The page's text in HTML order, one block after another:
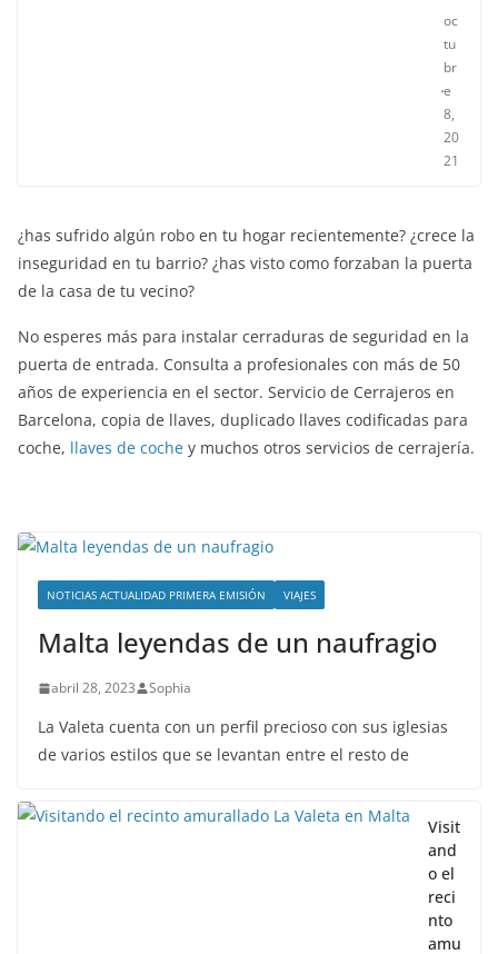
oc
tu
br
e
8,
20
21
¿has sufrido algún robo en tu hogar recientemente? ¿crece la
inseguridad en tu barrio? ¿has visto como forzaban la puerta
de la casa de tu vecino?
No esperes más para instalar cerraduras de seguridad en la
puerta de entrada. Consulta a profesionales con más de 50
años de experiencia en el sector. Servicio de Cerrajeros en
Barcelona, copia de llaves, duplicado llaves codificadas para
coche, llaves de coche y muchos otros servicios de cerrajería.
NOTICIAS ACTUALIDAD PRIMERA EMISIÓN VIAJES
Malta leyendas de un naufragio
abril 28, 2023 Sophia
La Valeta cuenta con un perfil precioso con sus iglesias
de varios estilos que se levantan entre el resto de
Visit
and
o el
reci
nto
amu